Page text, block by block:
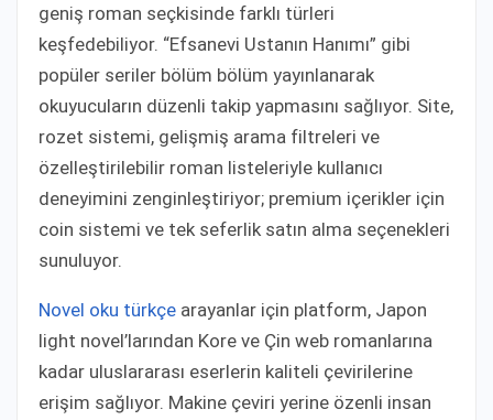
geniş roman seçkisinde farklı türleri
keşfedebiliyor. “Efsanevi Ustanın Hanımı” gibi
popüler seriler bölüm bölüm yayınlanarak
okuyucuların düzenli takip yapmasını sağlıyor. Site,
rozet sistemi, gelişmiş arama filtreleri ve
özelleştirilebilir roman listeleriyle kullanıcı
deneyimini zenginleştiriyor; premium içerikler için
coin sistemi ve tek seferlik satın alma seçenekleri
sunuluyor.​
Novel oku türkçe arayanlar için platform, Japon
light novel’larından Kore ve Çin web romanlarına
kadar uluslararası eserlerin kaliteli çevirilerine
erişim sağlıyor. Makine çeviri yerine özenli insan